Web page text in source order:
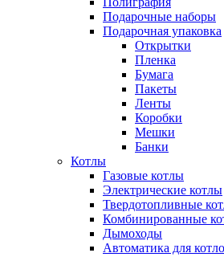
Подарочные наборы
Подарочная упаковка
Открытки
Пленка
Бумага
Пакеты
Ленты
Коробки
Мешки
Банки
Котлы
Газовые котлы
Электрические котлы
Твердотопливные
Комбинированные
Дымоходы
Автоматика для